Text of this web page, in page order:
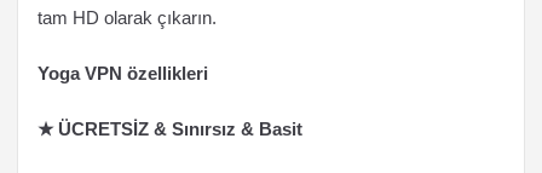
tam HD olarak çıkarın.
Yoga VPN özellikleri
★ ÜCRETSİZ & Sınırsız & Basit